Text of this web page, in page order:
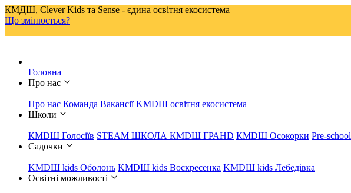
КМДШ, Clever Kids та Sense - єдина освітня екосистема
Що змінюється?
Головна
Про нас
Про нас Команда Вакансії KMDШ освітня екосистема
Школи
КМDШ Голосіїв STEAM ШКОЛА КМDШ ГРАНD КМDШ Осокорки Pre-school
Садочки
KMDШ kids Оболонь KMDШ kids Воскресенка KMDШ kids Лебедівка
Освітні можливості